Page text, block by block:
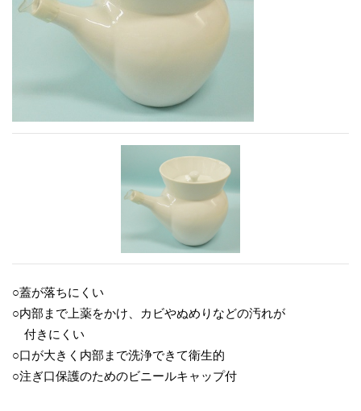
○蓋が落ちにくい
○内部まで上薬をかけ、カビやぬめりなどの汚れが
付きにくい
○口が大きく内部まで洗浄できて衛生的
○注ぎ口保護のためのビニールキャップ付